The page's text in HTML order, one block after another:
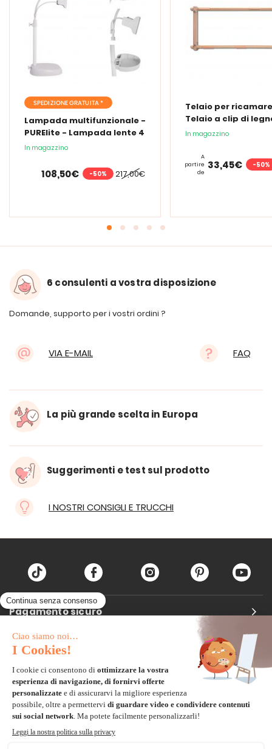
SPEDIZIONE GRATUITA *
Lampada multifunzionale -
PURElite - Lampada lente 4
in 1
In magazzino
217,00€
108,50€ -50%
Telaio per
Telaio a clip di
In magazzino
A
partire
de
33,45€ -50%
6 consulenti a vostra disposizione
Domande, supporto per i vostri ordini ?
VIA E-MAIL FAQ
La più grande scelta in Europa
Suggerimenti e test sul prodotto
I NOSTRI CONSIGLI E TRUCCHI
Pagamento sicuro
Carta di credito
Paypal
Bonifico Bancario
3 volte senza tasse